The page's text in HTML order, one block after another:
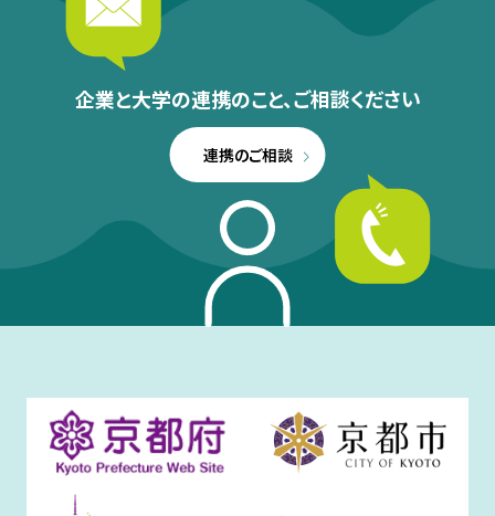
企業と大学の連携のこと、ご相談ください
連携のご相談